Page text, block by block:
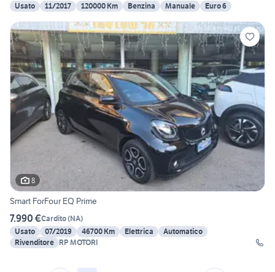
Usato
11/2017 120000 Km Benzina Manuale Euro 6
8
Smart ForFour EQ Prime
7.990 €Cardito(NA)
Usato
07/2019 46700 Km Elettrica
Automatico
Rivenditore RP MOTORI